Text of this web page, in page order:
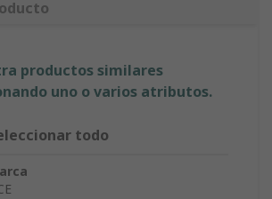
productos similares
uno o varios atributos.
todo